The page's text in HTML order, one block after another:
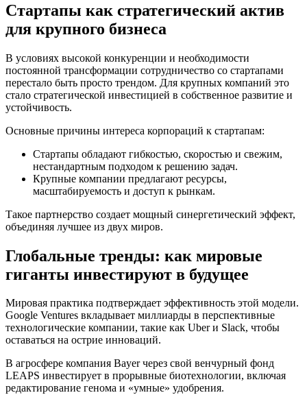
Стартапы как стратегический актив
для крупного бизнеса
В условиях высокой конкуренции и необходимости
постоянной трансформации сотрудничество со стартапами
перестало быть просто трендом. Для крупных компаний это
стало стратегической инвестицией в собственное развитие и
устойчивость.
Основные причины интереса корпораций к стартапам:
Стартапы обладают гибкостью, скоростью и свежим,
нестандартным подходом к решению задач.
Крупные компании предлагают ресурсы,
масштабируемость и доступ к рынкам.
Такое партнерство создает мощный синергетический эффект,
объединяя лучшее из двух миров.
Глобальные тренды: как мировые
гиганты инвестируют в будущее
Мировая практика подтверждает эффективность этой модели.
Google Ventures вкладывает миллиарды в перспективные
технологические компании, такие как Uber и Slack, чтобы
оставаться на острие инноваций.
В агросфере компания Bayer через свой венчурный фонд
LEAPS инвестирует в прорывные биотехнологии, включая
редактирование генома и «умные» удобрения.